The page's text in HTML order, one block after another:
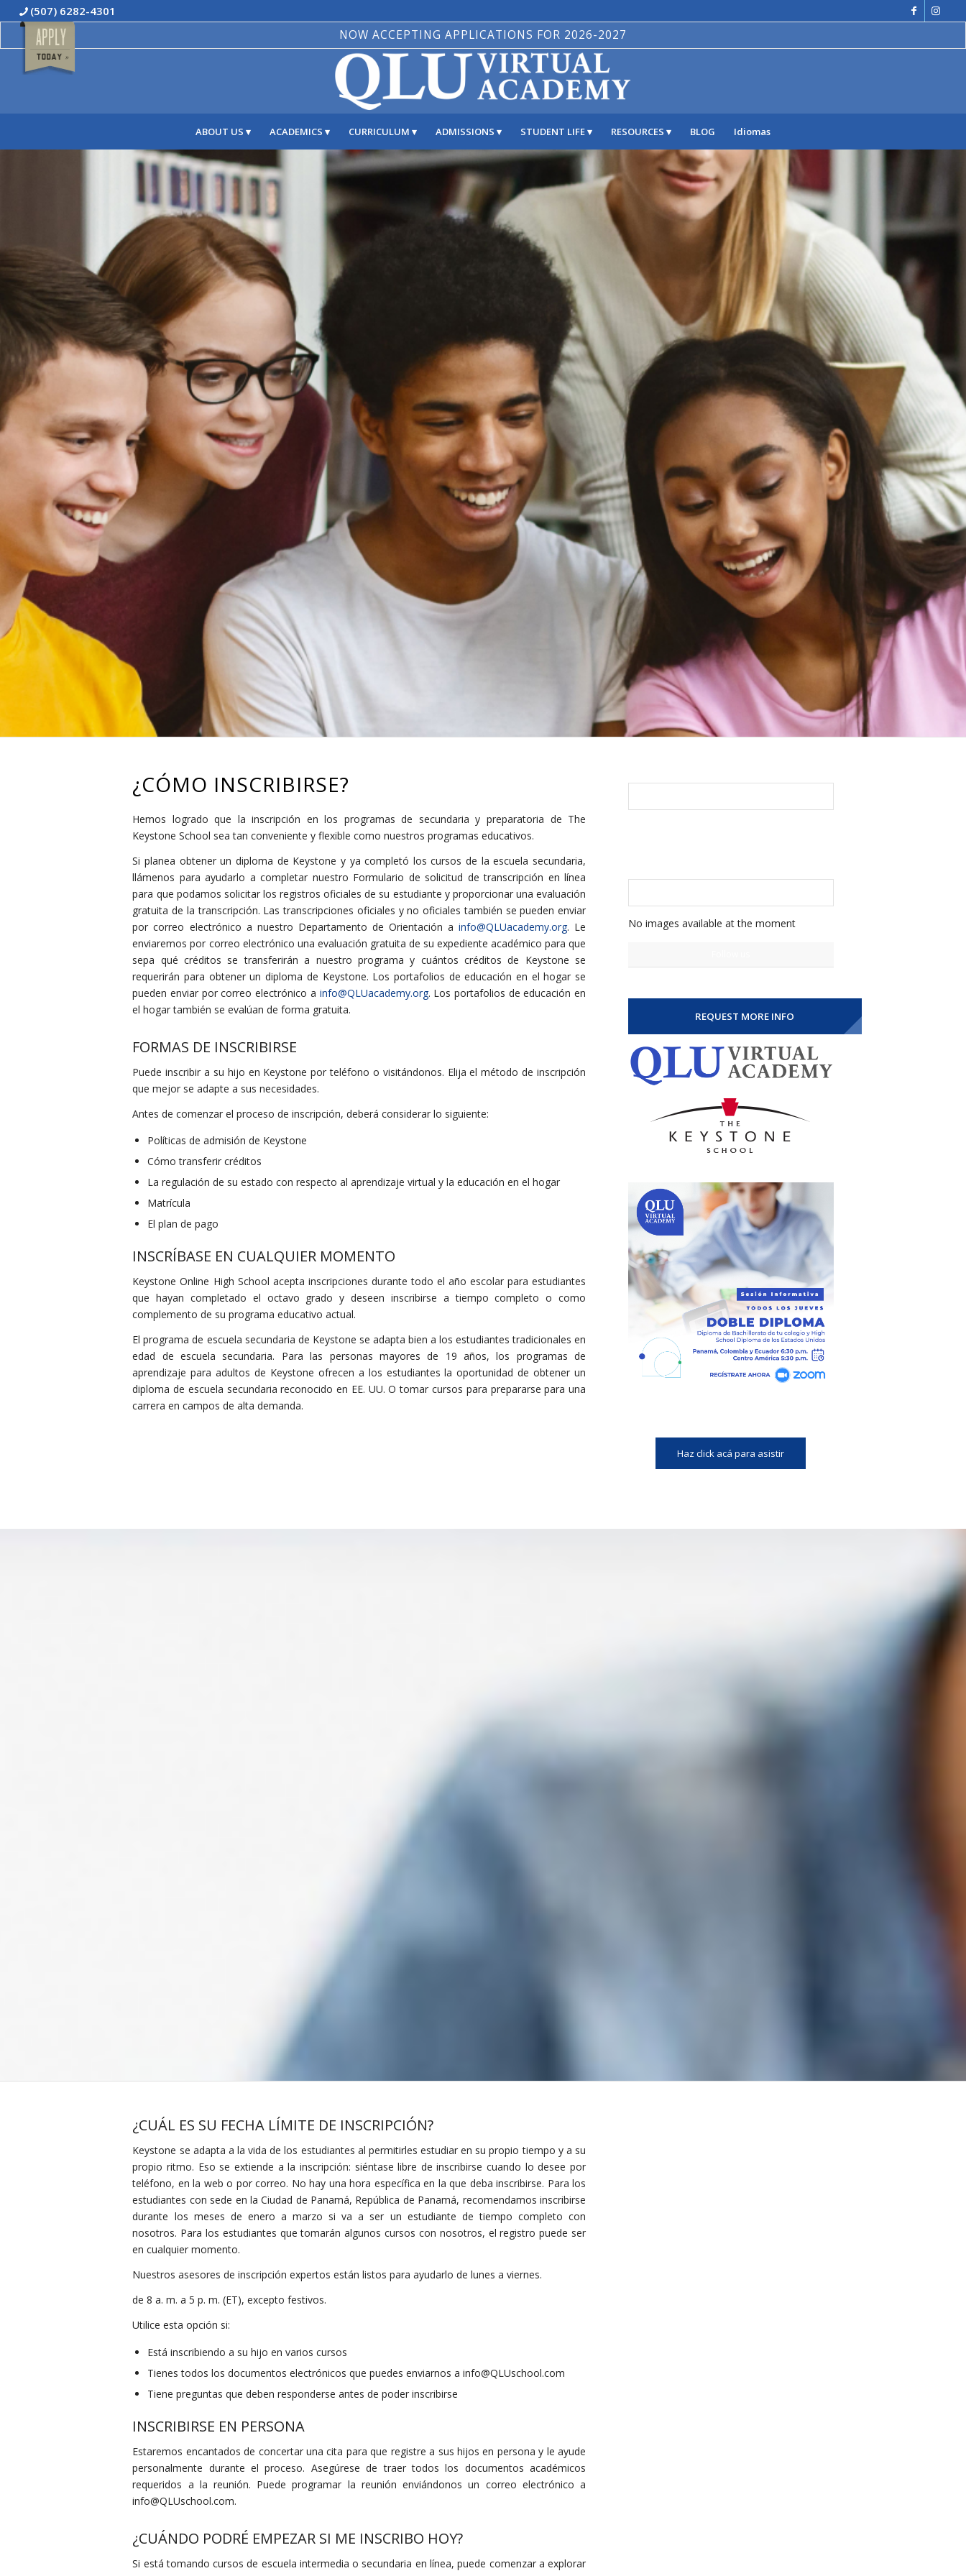
(507) 6282-4301
NOW ACCEPTING APPLICATIONS FOR 2026-2027
ABOUT US ACADEMICS CURRICULUM ADMISSIONS STUDENT LIFE RESOURCES BLOG Idiomas
¿CÓMO INSCRIBIRSE?
Hemos logrado que la inscripción en los programas de secundaria y preparatoria de The
Keystone School sea tan conveniente y flexible como nuestros programas educativos.
Si planea obtener un diploma de Keystone y ya completó los cursos de la escuela secundaria,
llámenos para ayudarlo a completar nuestro Formulario de solicitud de transcripción en línea
para que podamos solicitar los registros oficiales de su estudiante y proporcionar una evaluación
gratuita de la transcripción. Las transcripciones oficiales y no oficiales también se pueden enviar
por correo electrónico a nuestro Departamento de Orientación a info@QLUacademy.org. Le
enviaremos por correo electrónico una evaluación gratuita de su expediente académico para que
sepa qué créditos se transferirán a nuestro programa y cuántos créditos de Keystone se
requerirán para obtener un diploma de Keystone. Los portafolios de educación en el hogar se
pueden enviar por correo electrónico a info@QLUacademy.org. Los portafolios de educación en
el hogar también se evalúan de forma gratuita.
FORMAS DE INSCRIBIRSE
Puede inscribir a su hijo en Keystone por teléfono o visitándonos. Elija el método de inscripción
que mejor se adapte a sus necesidades.
Antes de comenzar el proceso de inscripción, deberá considerar lo siguiente:
Políticas de admisión de Keystone
Cómo transferir créditos
La regulación de su estado con respecto al aprendizaje virtual y la educación en el hogar
Matrícula
El plan de pago
INSCRÍBASE EN CUALQUIER MOMENTO
Keystone Online High School acepta inscripciones durante todo el año escolar para estudiantes
que hayan completado el octavo grado y deseen inscribirse a tiempo completo o como
complemento de su programa educativo actual.
El programa de escuela secundaria de Keystone se adapta bien a los estudiantes tradicionales en
edad de escuela secundaria. Para las personas mayores de 19 años, los programas de
aprendizaje para adultos de Keystone ofrecen a los estudiantes la oportunidad de obtener un
diploma de escuela secundaria reconocido en EE. UU. O tomar cursos para prepararse para una
carrera en campos de alta demanda.
No images available at the moment
REQUEST MORE INFO
Haz click acá para asistir
¿CUÁL ES SU FECHA LÍMITE DE INSCRIPCIÓN?
Keystone se adapta a la vida de los estudiantes al permitirles estudiar en su propio tiempo y a su
propio ritmo. Eso se extiende a la inscripción: siéntase libre de inscribirse cuando lo desee por
teléfono, en la web o por correo. No hay una hora específica en la que deba inscribirse. Para los
estudiantes con sede en la Ciudad de Panamá, República de Panamá, recomendamos inscribirse
durante los meses de enero a marzo si va a ser un estudiante de tiempo completo con
nosotros. Para los estudiantes que tomarán algunos cursos con nosotros, el registro puede ser
en cualquier momento.
Nuestros asesores de inscripción expertos están listos para ayudarlo de lunes a viernes.
de 8 a. m. a 5 p. m. (ET), excepto festivos.
Utilice esta opción si:
Está inscribiendo a su hijo en varios cursos
Tienes todos los documentos electrónicos que puedes enviarnos a info@QLUschool.com
Tiene preguntas que deben responderse antes de poder inscribirse
INSCRIBIRSE EN PERSONA
Estaremos encantados de concertar una cita para que registre a sus hijos en persona y le ayude
personalmente durante el proceso. Asegúrese de traer todos los documentos académicos
requeridos a la reunión. Puede programar la reunión enviándonos un correo electrónico a
info@QLUschool.com.
¿CUÁNDO PODRÉ EMPEZAR SI ME INSCRIBO HOY?
Si está tomando cursos de escuela intermedia o secundaria en línea, puede comenzar a explorar